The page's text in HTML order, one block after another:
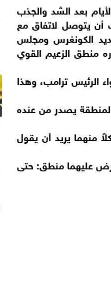
بعد الشد والجذب
أن يتوصل لاتفاق مع
الكونغرس ومجلس
منطق الزعيم القوي
الرئيس ترامب، وهذا
يصدر من عنده
منهما يريد أن يقول
عليهما منطق: حتى